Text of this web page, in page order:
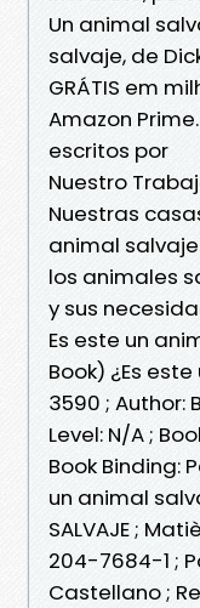
Un animal
salvaje, de
GRÁTIS em
Amazon
escritos por
Nuestro
Nuestras
animal
los animales
y sus
Es este un
Book) ¿Es
3590 ; Author:
Level: N/A ;
Book Binding:
un animal
SALVAJE ;
204-7684-1 ;
Castellano ;